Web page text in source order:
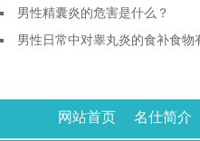
男性精囊炎的危害是什么？
男性日常中对睾丸炎的食补食物
网站首页 名仕简介